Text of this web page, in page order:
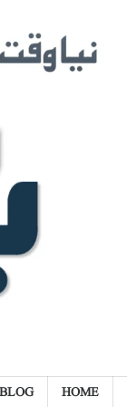
content
HOME
BLOG